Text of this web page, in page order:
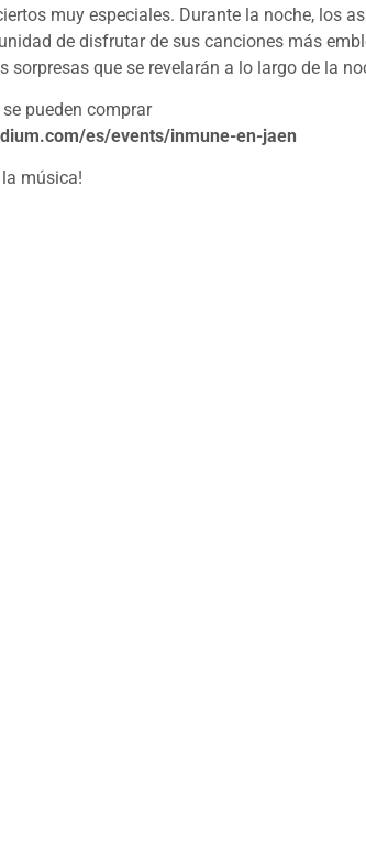
muy especiales. Durante la noche, los
de disfrutar de sus canciones más
sorpresas que se revelarán a lo largo de la
pueden comprar
es/events/inmune-en-jaen
música!